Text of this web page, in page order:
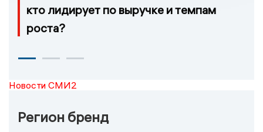
кто лидирует по выручке и темпам
роста?
Новости СМИ2
Регион бренд